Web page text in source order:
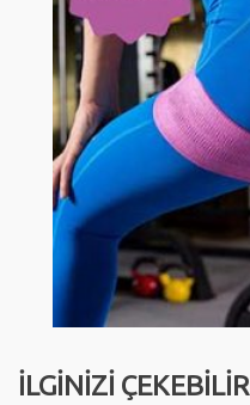
İLGİNİZİ ÇEKEBİLİR